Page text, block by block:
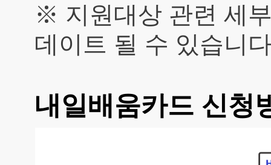
※ 지원대상 관련 세
데이트 될 수 있습니
내일배움카드 신청